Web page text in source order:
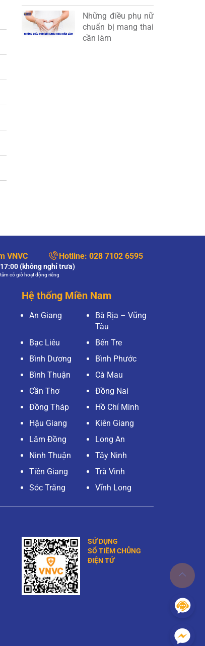
Những điều phụ nữ
chuẩn bị mang thai
cần làm
VNVC Hotline: 028 7102 6595
(không nghỉ trưa)
có giờ hoạt động riêng
Hệ thống Miền Nam
An Giang
Bà Rịa – Vũng
Tàu
Bạc Liêu
Bến Tre
Bình Dương
Bình Phước
Bình Thuận
Cà Mau
Cần Thơ
Đồng Nai
Đồng Tháp
Hồ Chí Minh
Hậu Giang
Kiên Giang
Lâm Đồng
Long An
Ninh Thuận
Tây Ninh
Tiền Giang
Trà Vinh
Sóc Trăng
Vĩnh Long
SỬ DỤNG
SỔ TIÊM CHỦNG
ĐIỆN TỬ